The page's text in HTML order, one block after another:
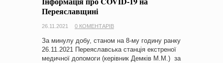
Переяславщині
26.11.2021 0 КОМЕНТАРІВ
За минулу добу, станом на 8-му годину ранку
26.11.2021 Переяславська станція екстреної
медичної допомоги (керівник Демків М.М.) за